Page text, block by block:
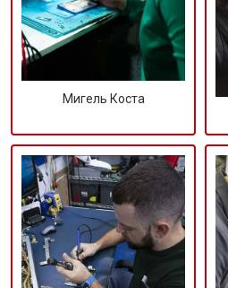
Мигель Коста